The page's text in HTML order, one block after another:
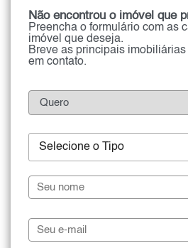
Não encontrou o imóvel que
Preencha o formulário com as
imóvel que deseja.
Breve as principais
em contato.
Selecione o Tipo